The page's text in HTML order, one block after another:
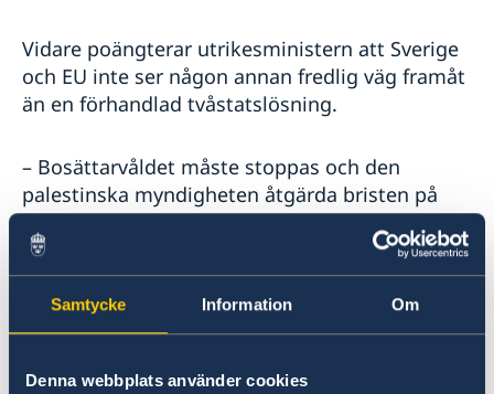
Samtycke Information Om
Denna webbplats använder cookies
Vidare poängterar utrikesministern att Sverige
och EU inte ser någon annan fredlig väg framåt
än en förhandlad tvåstatslösning.
– Bosättarvåldet måste stoppas och den
palestinska myndigheten åtgärda bristen på
demokratisk legitimitet, säger Tobias Billström.
Utrikesdeklarationen sammanfattar
regeringens utrikespolitiska mål och
prioriteringar för året.